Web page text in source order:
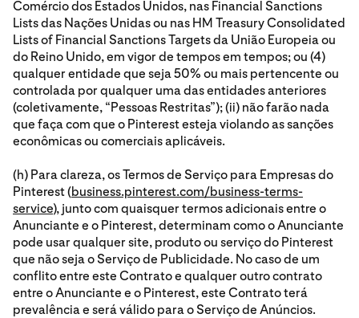
Comércio dos Estados Unidos, nas Financial Sanctions
Lists das Nações Unidas ou nas HM Treasury Consolidated
Lists of Financial Sanctions Targets da União Europeia ou
do Reino Unido, em vigor de tempos em tempos; ou (4)
qualquer entidade que seja 50% ou mais pertencente ou
controlada por qualquer uma das entidades anteriores
(coletivamente, “Pessoas Restritas”); (ii) não farão nada
que faça com que o Pinterest esteja violando as sanções
econômicas ou comerciais aplicáveis.
(h) Para clareza, os Termos de Serviço para Empresas do
Pinterest (business.pinterest.com/business-terms-
service), junto com quaisquer termos adicionais entre o
Anunciante e o Pinterest, determinam como o Anunciante
pode usar qualquer site, produto ou serviço do Pinterest
que não seja o Serviço de Publicidade. No caso de um
conflito entre este Contrato e qualquer outro contrato
entre o Anunciante e o Pinterest, este Contrato terá
prevalência e será válido para o Serviço de Anúncios.